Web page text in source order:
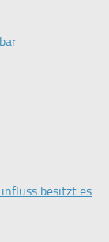
besitzt es